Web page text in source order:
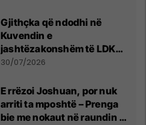
Gjithçka që ndodhi në
Kuvendin e
jashtëzakonshëm të LDK-
së
30/07/2026
E rrëzoi Joshuan, por nuk
arriti ta mposhtë – Prenga
bie me nokaut në raundin e